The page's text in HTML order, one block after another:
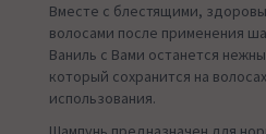
Вместе с блестящими,
волосами после применения
Ваниль с Вами останется
который сохранится на
использования.